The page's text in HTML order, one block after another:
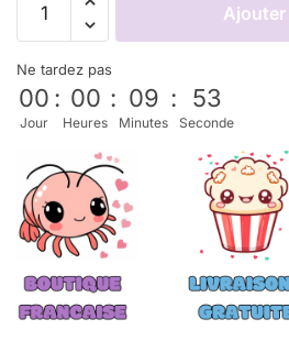
Ajouter
Ne tardez pas
00
Jour
: 00
Heures
: 09
Minutes
: 53
Seconde